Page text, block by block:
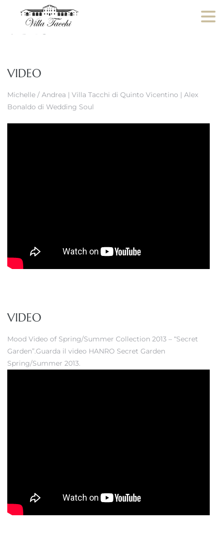
VIDEO
VIDEO
Michelle / Andrea | Villa Tacchi di Quinto Vicentino | Alex
Bonaldo di Wedding Soul
VIDEO
Mood Video of Spring/Summer Collection 2013 – “Secret
Garden”.Guarda il video HANRO Secret Garden
Spring/Summer 2013.